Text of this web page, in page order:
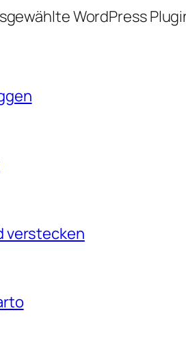
WordPress
verstecken